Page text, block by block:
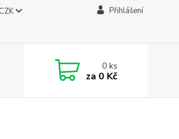
CZK Přihlášení
0ks
za 0 Kč